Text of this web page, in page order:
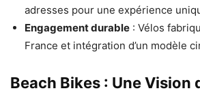
adresses pour une expérience
Engagement durable : Vélos
France et intégration d’un modèle
Beach Bikes : Une Vision